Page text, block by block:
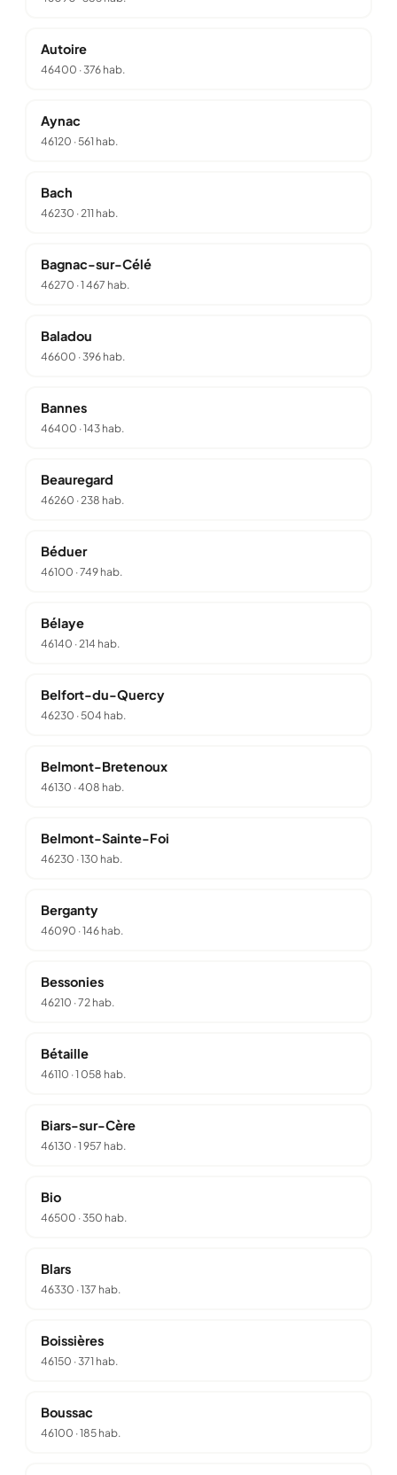
Autoire
46400 ·376 hab.
Aynac
46120 ·561 hab.
Bach
46230 ·211 hab.
Bagnac-sur-Célé
46270 ·1 467 hab.
Baladou
46600 ·396 hab.
Bannes
46400 ·143 hab.
Beauregard
46260 ·238 hab.
Béduer
46100 ·749 hab.
Bélaye
46140 ·214 hab.
Belfort-du-Quercy
46230 ·504 hab.
Belmont-Bretenoux
46130 ·408 hab.
Belmont-Sainte-Foi
46230 ·130 hab.
Berganty
46090 ·146 hab.
Bessonies
46210 ·72 hab.
Bétaille
46110 ·1 058 hab.
Biars-sur-Cère
46130 ·1 957 hab.
Bio
46500 ·350 hab.
Blars
46330 ·137 hab.
Boissières
46150 ·371 hab.
Boussac
46100 ·185 hab.